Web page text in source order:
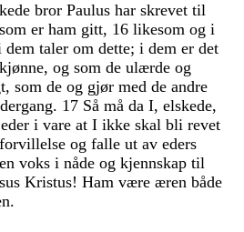
bror Paulus har skrevet til
som er ham gitt, 16 likesom og i
dem taler om dette; i dem er det
, og som de ulærde og
, som de og gjør med de andre
. 17 Så må da I, elskede,
eder i vare at I ikke skal bli revet
forvillelse og falle ut av eders
voks i nåde og kjennskap til
Kristus! Ham være æren både
.